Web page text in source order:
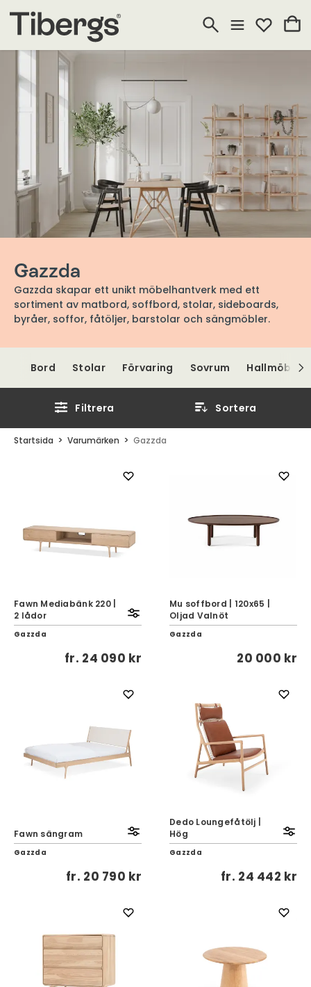
Gazzda
Gazzda skapar ett unikt möbelhantverk med ett
sortiment av matbord, soffbord, stolar, sideboards,
byråer, soffor, fåtöljer, barstolar och sängmöbler.
Bord Stolar Förvaring Sovrum Hallmöbler
Filtrera Sortera
Startsida Varumärken Gazzda
Fawn Mediabänk 220 |
2 lådor
Gazzda
fr. 24 090 kr
Mu soffbord | 120x65 |
Oljad Valnöt
Gazzda
20 000 kr
Fawn sängram
Gazzda
fr. 20 790 kr
Dedo Loungefåtölj |
Hög
Gazzda
fr. 24 442 kr